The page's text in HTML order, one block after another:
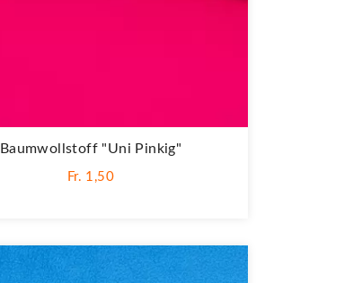
Baumwollstoff "Uni Pinkig"
Fr. 1,50